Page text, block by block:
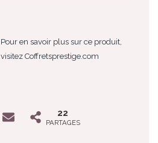
Pour en savoir plus sur ce produit,
visitez Coffretsprestige.com
22
PARTAGES